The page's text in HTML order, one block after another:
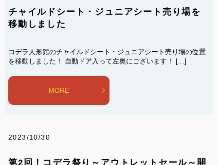
チャイルドシート・ジュニアシート売り場を
移動しました
コデラ人形館のチャイルドシート・ジュニアシート売り場の位置
を移動しました！ 自動ドア入って左奥にございます！ […]
MORE
2023/10/30
第2回！コデラ祭り～アウトレットセール～開